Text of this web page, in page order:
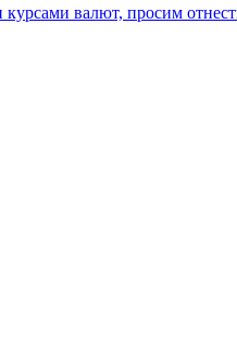
валют, просим